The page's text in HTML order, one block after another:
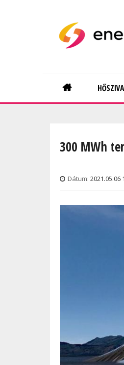
Main
navigation
300 MWh
Dátum: 2021.05.06